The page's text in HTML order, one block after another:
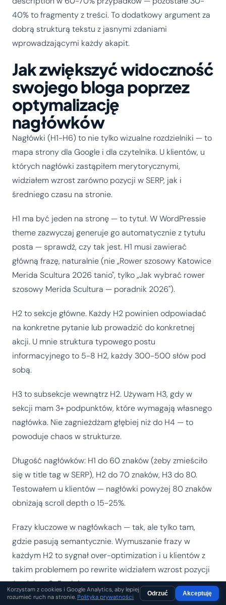
40% to fragmenty z treści. To dodatkowy argument za
dobrą strukturą tekstu z jasnymi zdaniami
wprowadzającymi każdy akapit.
Jak zwiększyć widoczność
swojego bloga poprzez
optymalizację
nagłówków
Nagłówki (H1-H6) to nie tylko wizualne rozdzielniki — to
mapa strony dla Google i dla czytelnika. U klientów, u
których nagłówki zastąpiłem merytorycznymi,
widziałem wzrost zarówno pozycji w SERP, jak i
średniego czasu na stronie.
H1 ma być jeden na stronę — to tytuł. W WordPressie
theme zazwyczaj generuje go automatycznie z tytułu
posta — sprawdź, czy tak jest. H1 musi zawierać
główną frazę, naturalnie (nie „Rower szosowy Katowice
Merida Scultura 2026 tanio", tylko „Jak wybrać rower
szosowy Merida Scultura — poradnik 2026").
H2 to sekcje główne. Każdy H2 powinien odpowiadać
na konkretne pytanie lub prowadzić do konkretnej
akcji. U mnie struktura typowego postu
informacyjnego to 5-8 H2, każdy 300-500 słów pod
sobą.
H3 to subsekcje wewnątrz H2. Używam H3, gdy w
sekcji mam 3+ podpunktów, które wymagają własnego
nagłówka. Nie zagnieżdżam głębiej niż do H4 — to
powoduje chaos w strukturze.
Długość nagłówków: H1 do 60 znaków (żeby zmieściło
się w title tag w SERP), H2 do 70 znaków, H3 do 80.
Testowałem u klientów — nagłówki powyżej 80 znaków
obniżają scroll depth o 15-25%.
Frazy kluczowe w nagłówkach — tak, ale tylko tam,
gdzie pasują semantycznie. Wymuszanie frazy w
każdym H2 to sygnał over-optimization i u klientów z
takim problemem po rewrite widziałem wzrost pozycji
średnio o 3-5 miejsc.
Korzystam z cookies i Google Analytics, aby lepiej
rozumieć ruch na stronie. Polityka prywatności Odrzuć Akceptuję